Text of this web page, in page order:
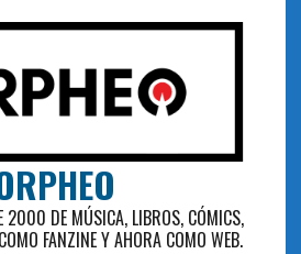
2000 DE MÚSICA, LIBROS, CÓMICS,
FANZINE Y AHORA COMO WEB.